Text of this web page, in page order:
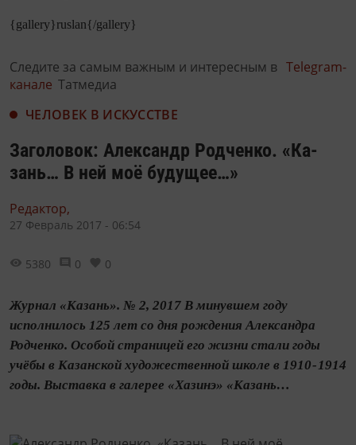
{gallery}ruslan{/gallery}
Следите за самым важным и интересным в Telegram-
канале Татмедиа
ЧЕЛОВЕК В ИСКУССТВЕ
Заголовок: Александр Родченко. «Ка­
зань… В ней моё будущее…»
Редактор,
27 Февраль 2017 - 06:54
5380 0 0
Журнал «Казань». № 2, 2017 В минувшем году
исполнилось 125 лет со дня рождения Александра
Родченко. Особой страницей его жизни стали годы
учёбы в Казанской художественной школе в 1910 - 1914
годы. Выставка в галерее «Хазинэ» «Казань…